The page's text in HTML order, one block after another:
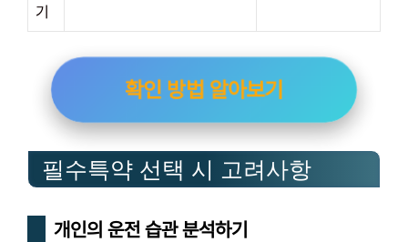
기
확인 방법 알아보기
필수특약 선택 시 고려사항
개인의 운전 습관 분석하기